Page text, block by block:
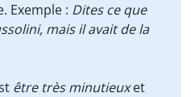
Exemple : Dites ce que
mais il avait de la
être très minutieuxet